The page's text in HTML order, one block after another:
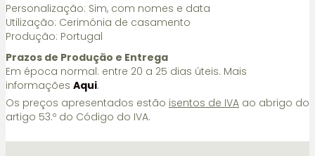
Personalização: Sim, com nomes e data
Utilização: Cerimónia de casamento
Produção: Portugal
Prazos de Produção e Entrega
Em época normal: entre 20 a 25 dias úteis. Mais
informações Aqui.
Os preços apresentados estão isentos de IVA ao abrigo do
artigo 53.º do Código do IVA.